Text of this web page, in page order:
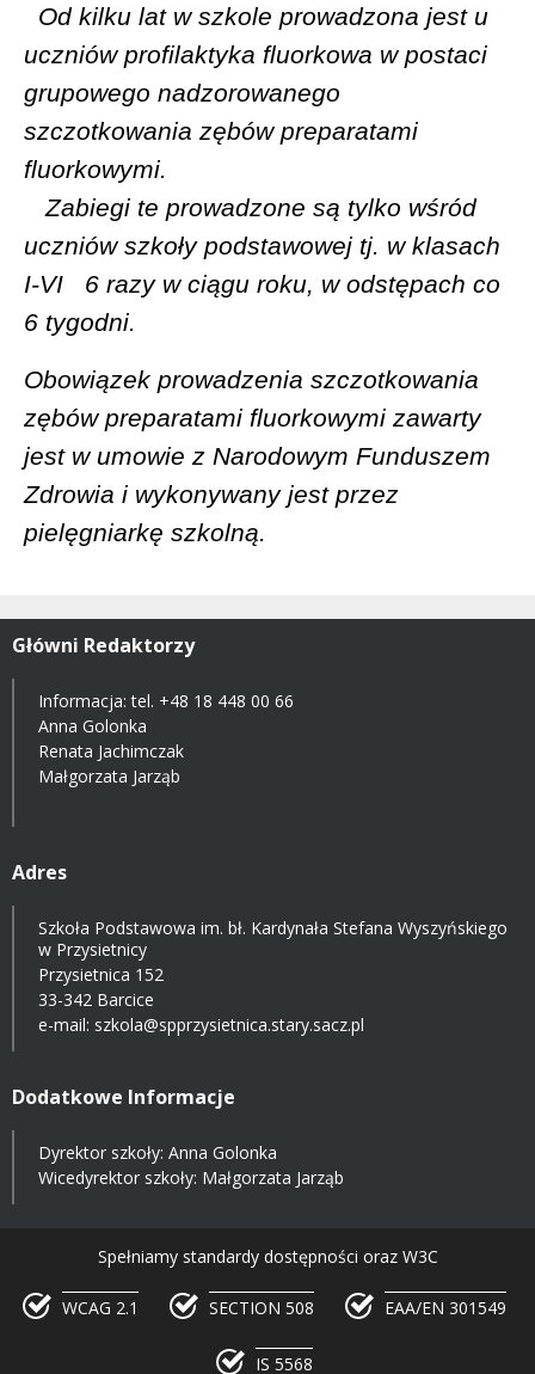
Od kilku lat w szkole prowadzona jest u
uczniów profilaktyka fluorkowa w postaci
grupowego nadzorowanego
szczotkowania zębów preparatami
fluorkowymi.
Zabiegi te prowadzone są tylko wśród
uczniów szkoły podstawowej tj. w klasach
I-VI
6 razy w ciągu roku, w odstępach co
6 tygodni.
Obowiązek prowadzenia szczotkowania
zębów preparatami fluorkowymi zawarty
jest w umowie z Narodowym Funduszem
Zdrowia i wykonywany jest przez
pielęgniarkę szkolną.
Główni Redaktorzy
Informacja: tel. +48 18 448 00 66
Anna Golonka
Renata Jachimczak
Małgorzata Jarząb
Adres
Szkoła Podstawowa im. bł. Kardynała Stefana Wyszyńskiego
w Przysietnicy
Przysietnica 152
33-342 Barcice
e-mail: szkola@spprzysietnica.stary.sacz.pl
Dodatkowe Informacje
Dyrektor szkoły: Anna Golonka
Wicedyrektor szkoły: Małgorzata Jarząb
Spełniamy standardy dostępności oraz W3C
WCAG 2.1 SECTION 508 EAA/EN 301549
IS 5568